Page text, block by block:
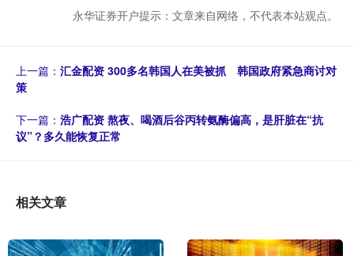
永华证券开户提示：文章来自网络，不代表本站观点。
上一篇： 汇金配资 300多名韩国人在美被抓 韩国政府紧急商讨对
策
下一篇： 浩广配资 熬夜、喝酒后谷丙转氨酶偏高，是肝脏在“抗
议”？多久能恢复正常
相关文章